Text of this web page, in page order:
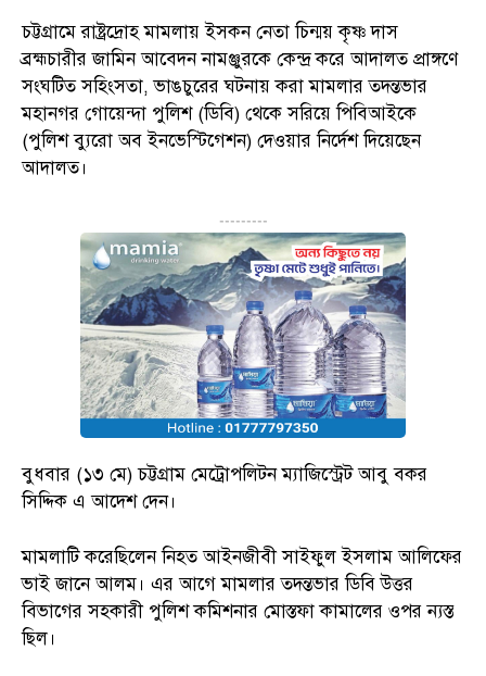
চট্টগ্রামে রাষ্ট্রদ্রোহ মামলায় ইসকন নেতা চিন্ময় কৃষ্ণ দাস
ব্রহ্মচারীর জামিন আবেদন নামঞ্জুরকে কেন্দ্র করে আদালত প্রাঙ্গণে
সংঘটিত সহিংসতা, ভাঙচুরের ঘটনায় করা মামলার তদন্তভার
মহানগর গোয়েন্দা পুলিশ (ডিবি) থেকে সরিয়ে পিবিআইকে
(পুলিশ ব্যুরো অব ইনভেস্টিগেশন) দেওয়ার নির্দেশ দিয়েছেন
আদালত।
---------
বুধবার (১৩ মে) চট্টগ্রাম মেট্রোপলিটন ম্যাজিস্ট্রেট আবু বকর
সিদ্দিক এ আদেশ দেন।
মামলাটি করেছিলেন নিহত আইনজীবী সাইফুল ইসলাম আলিফের
ভাই জানে আলম। এর আগে মামলার তদন্তভার ডিবি উত্তর
বিভাগের সহকারী পুলিশ কমিশনার মোস্তফা কামালের ওপর ন্যস্ত
ছিল।